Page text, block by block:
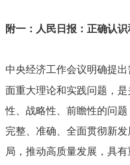
附一：人民日报：正确认
中央经济工作会议明确提
面重大理论和实践问题，
性、战略性、前瞻性的问
完整、准确、全面贯彻新
局，推动高质量发展，具